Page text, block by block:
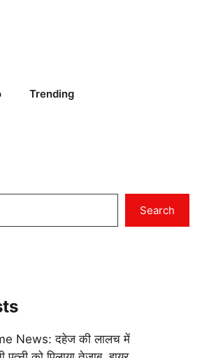
Trending
Search
News: दहेज की लालच में